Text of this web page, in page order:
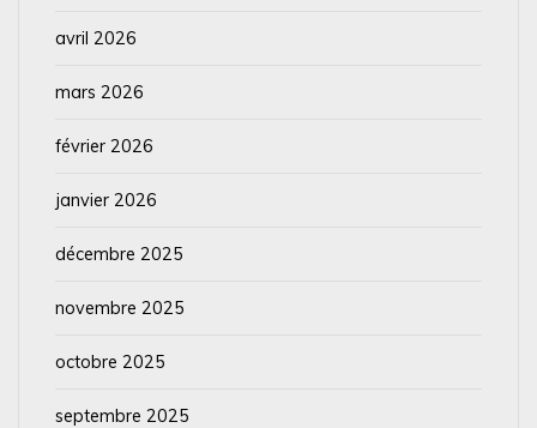
avril 2026
mars 2026
février 2026
janvier 2026
décembre 2025
novembre 2025
octobre 2025
septembre 2025